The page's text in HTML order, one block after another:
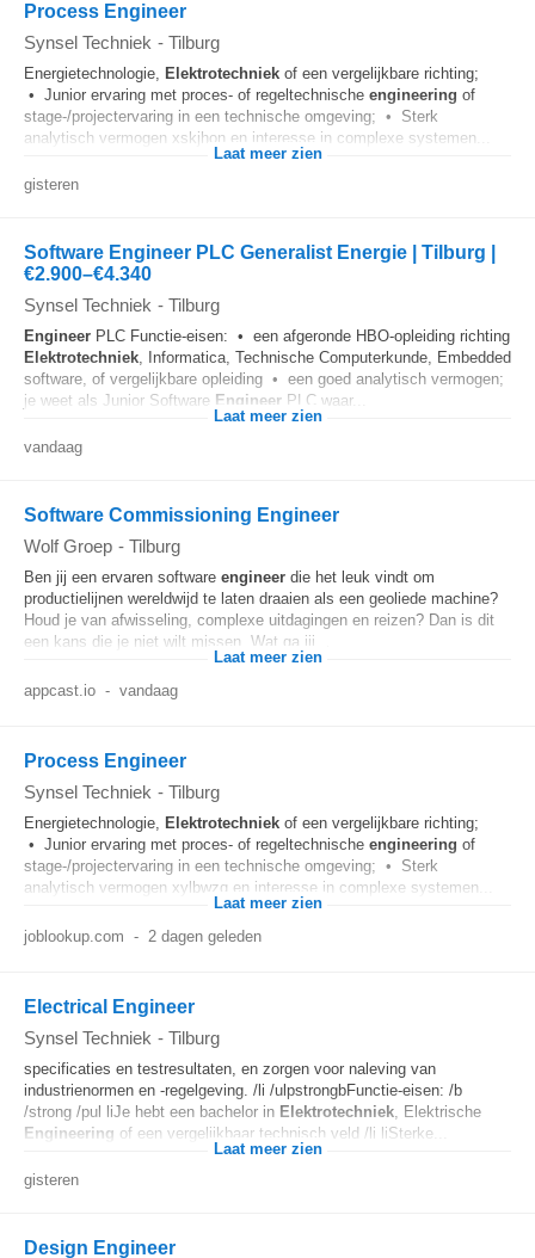
Process Engineer
Synsel Techniek - Tilburg
Energietechnologie, Elektrotechniek of een vergelijkbare richting;
• Junior ervaring met proces- of regeltechnische engineering of
stage-/projectervaring in een technische omgeving; • Sterk
analytisch vermogen xskjhon en interesse in complexe systemen...
Laat meer zien
gisteren
Software Engineer PLC Generalist Energie | Tilburg |
€2.900–€4.340
Synsel Techniek - Tilburg
Engineer PLC Functie-eisen: • een afgeronde HBO-opleiding richting
Elektrotechniek, Informatica, Technische Computerkunde, Embedded
software, of vergelijkbare opleiding • een goed analytisch vermogen;
je weet als Junior Software Engineer PLC waar...
Laat meer zien
vandaag
Software Commissioning Engineer
Wolf Groep - Tilburg
Ben jij een ervaren software engineer die het leuk vindt om
productielijnen wereldwijd te laten draaien als een geoliede machine?
Houd je van afwisseling, complexe uitdagingen en reizen? Dan is dit
een kans die je niet wilt missen. Wat ga jij...
Laat meer zien
appcast.io - vandaag
Process Engineer
Synsel Techniek - Tilburg
Energietechnologie, Elektrotechniek of een vergelijkbare richting;
• Junior ervaring met proces- of regeltechnische engineering of
stage-/projectervaring in een technische omgeving; • Sterk
analytisch vermogen xylbwzq en interesse in complexe systemen...
Laat meer zien
joblookup.com - 2 dagen geleden
Electrical Engineer
Synsel Techniek - Tilburg
specificaties en testresultaten, en zorgen voor naleving van
industrienormen en -regelgeving. /li /ulpstrongbFunctie-eisen: /b
/strong /pul liJe hebt een bachelor in Elektrotechniek, Elektrische
Engineering of een vergelijkbaar technisch veld /li liSterke...
Laat meer zien
gisteren
Design Engineer